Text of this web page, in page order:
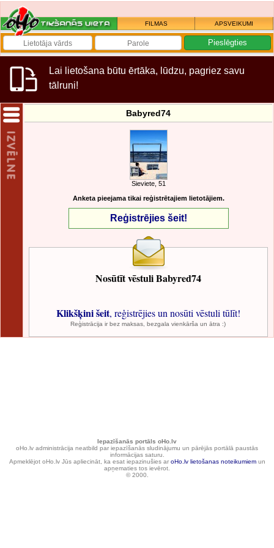
FILMAS APSVEIKUMI
Lai lietošana būtu ērtāka, lūdzu, pagriez savu
tālruni!
Babyred74
Sieviete, 51
Anketa pieejama tikai reģistrētajiem lietotājiem.
Reģistrējies šeit!
Nosūtīt vēstuli Babyred74
Klikšķini šeit, reģistrējies un nosūti vēstuli tūlīt!
Reģistrācija ir bez maksas, bezgala vienkārša un ātra :)
Iepazīšanās portāls oHo.lv
oHo.lv administrācija neatbild par iepazīšanās sludinājumu un pārējās portālā paustās
informācijas saturu.
Apmeklējot oHo.lv Jūs apliecināt, ka esat iepazinušies ar oHo.lv lietošanas noteikumiemun
apņematies tos ievērot.
© 2000.